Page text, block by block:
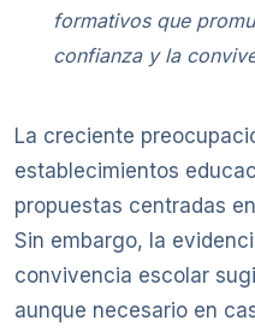
formativos que
confianza y la
La creciente
establecimientos
propuestas centradas
Sin embargo, la
convivencia escolar
aunque necesario en